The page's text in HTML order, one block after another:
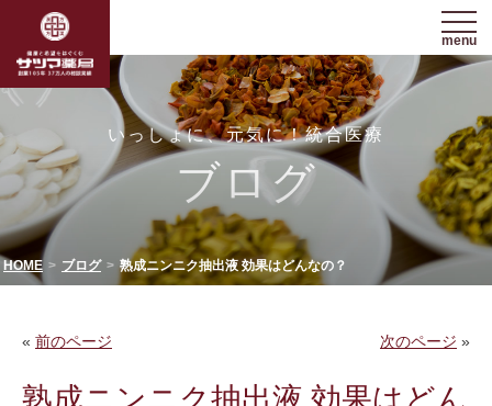
menu
いっしょに、元気に！統合医療
ブログ
HOME ブログ 熟成ニンニク抽出液 効果はどんなの？
« 前のページ 次のページ »
熟成ニンニク抽出液 効果はどん